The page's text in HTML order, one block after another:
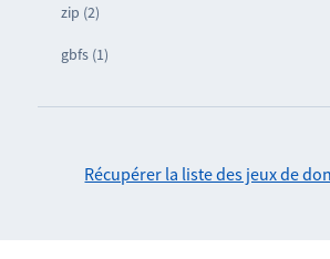
zip (2)
gbfs (1)
Récupérer la liste des jeux de